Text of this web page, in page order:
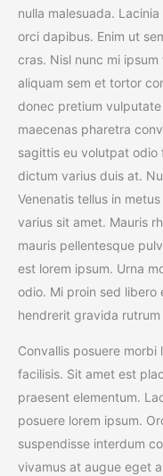
nulla malesuada.
orci dapibus. Enim ut
cras. Nisl nunc mi
aliquam sem et tortor
donec pretium
maecenas pharetra
sagittis eu volutpat odio
dictum varius duis at.
Venenatis tellus in
varius sit amet. Mauris
mauris pellentesque
est lorem ipsum. Urna
odio. Mi proin sed libero
hendrerit gravida rutrum
Convallis posuere morbi
facilisis. Sit amet est
praesent elementum.
posuere lorem ipsum.
suspendisse interdum
vivamus at augue eget